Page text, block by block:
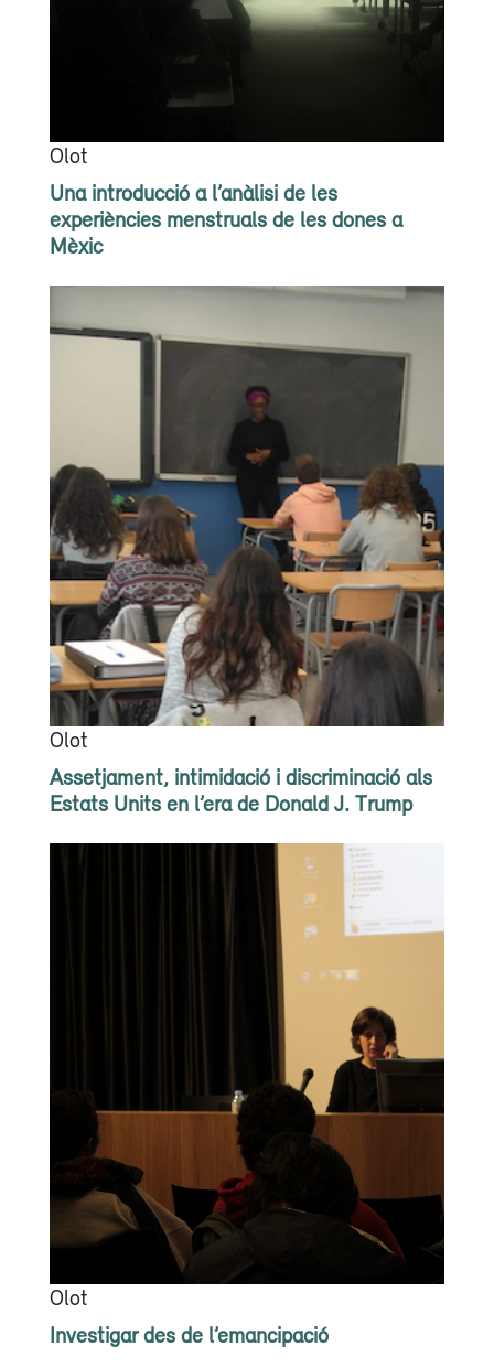
Olot
Una introducció a l’anàlisi de les
experiències menstruals de les dones a
Mèxic
Olot
Assetjament, intimidació i discriminació als
Estats Units en l’era de Donald J. Trump
Olot
Investigar des de l’emancipació